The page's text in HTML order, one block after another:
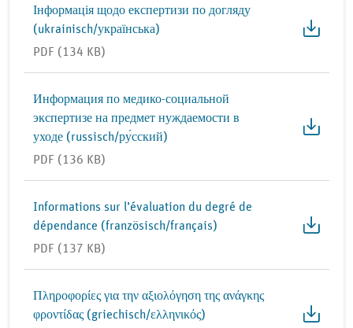
Інформація щодо експертизи по догляду
(ukrainisch/українська)
PDF (134 KB)
Информация по медико-социальной
экспертизе на предмет нуждаемости в
уходе (russisch/ру́сский)
PDF (136 KB)
Informations sur l’évaluation du degré de
dépendance (französisch/français)
PDF (137 KB)
Πληροφορίες για την αξιολόγηση της ανάγκης
φροντίδας (griechisch/ελληνικός)